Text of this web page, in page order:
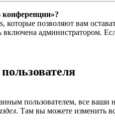
конференции»?
которые позволяют вам
включена администратором.
пользователем, все
. Там вы можете изменить